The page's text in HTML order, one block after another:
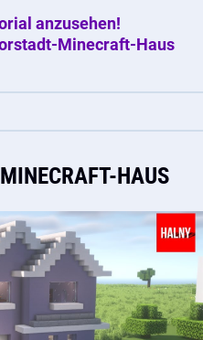
anzusehen!
Minecraft-Haus
HAUS